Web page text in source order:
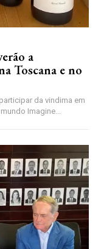
a
Toscana e no
da vindima em
duas das regiões vinícolas mais famosas do mundo Imagine...